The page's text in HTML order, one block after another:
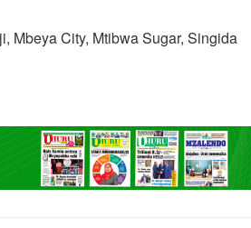
Mbeya City, Mtibwa Sugar, Singida